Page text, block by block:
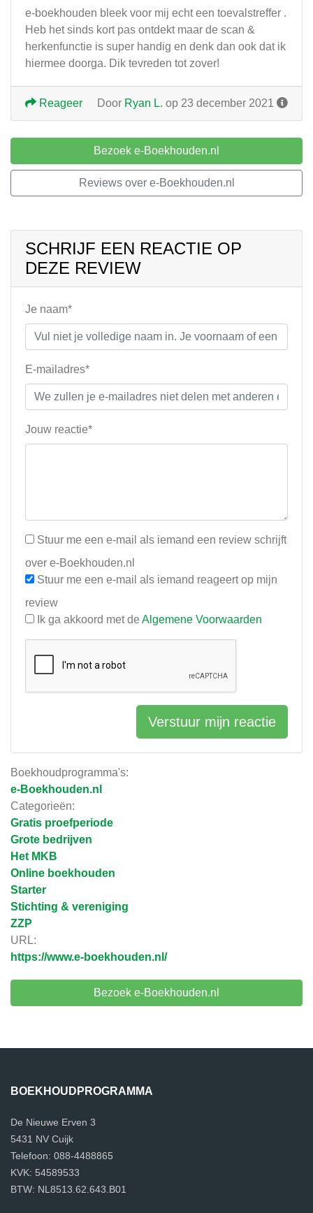
Boekhoudprogramma's:
e-Boekhouden.nl
Categorieën:
Gratis proefperiode
Grote bedrijven
Het MKB
Online boekhouden
Starter
Stichting & vereniging
ZZP
URL:
https://www.e-boekhouden.nl/
Bezoek e-Boekhouden.nl
e-boekhouden bleek voor mij echt een toevalstreffer .
Heb het sinds kort pas ontdekt maar de scan &
herkenfunctie is super handig en denk dan ook dat ik
hiermee doorga. Dik tevreden tot zover!
Door Ryan L. op 23 december 2021
Reageer
Bezoek e-Boekhouden.nl
Reviews over e-Boekhouden.nl
SCHRIJF EEN REACTIE OP
DEZE REVIEW
Je naam*
E-mailadres*
Jouw reactie*
Stuur me een e-mail als iemand een review schrijft
over e-Boekhouden.nl
Stuur me een e-mail als iemand reageert op mijn
review
Ik ga akkoord met de Algemene Voorwaarden
Verstuur mijn reactie
BOEKHOUDPROGRAMMA
De Nieuwe Erven 3
5431 NV Cuijk
Telefoon: 088-4488865
KVK: 54589533
BTW: NL8513.62.643.B01